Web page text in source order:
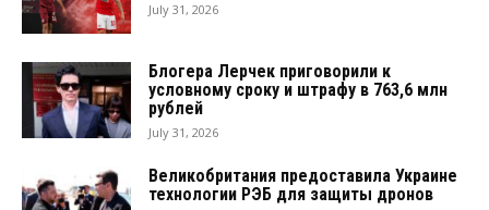
July 31, 2026
Блогера Лерчек приговорили к
условному сроку и штрафу в 763,6 млн
рублей
July 31, 2026
Великобритания предоставила Украине
технологии РЭБ для защиты дронов